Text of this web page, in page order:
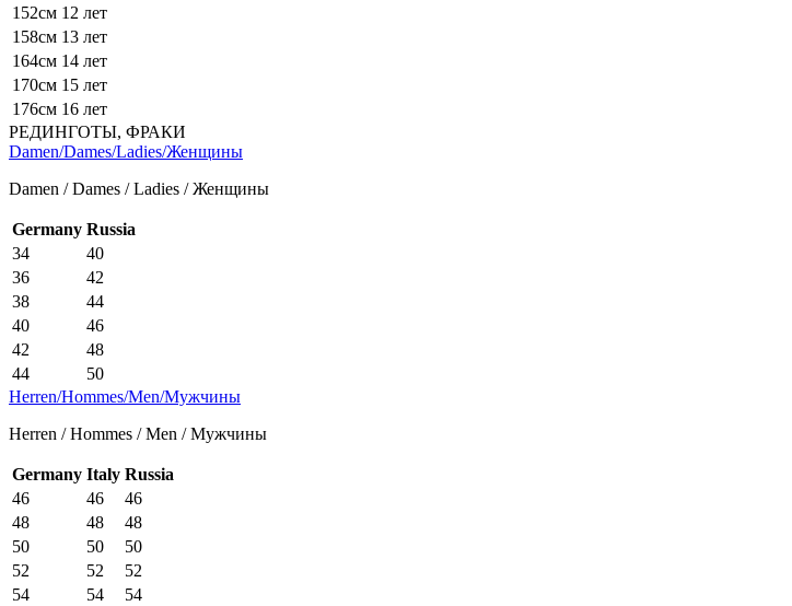
152см 12 лет
158см 13 лет
164см 14 лет
170см 15 лет
176см 16 лет
РЕДИНГОТЫ, ФРАКИ
Damen/Dames/Ladies/Женщины
Damen / Dames / Ladies / Женщины
Germany Russia
34
40
36
42
38
44
40
46
42
48
44
50
Herren/Hommes/Men/Мужчины
Herren / Hommes / Men / Мужчины
Germany Italy Russia
46
46
46
48
48
48
50
50
50
52
52
52
54
54
54